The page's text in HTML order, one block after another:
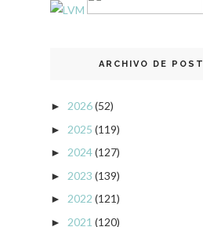
ARCHIVO DE POST
► 2026(52)
► 2025 (119)
► 2024(127)
► 2023 (139)
► 2022 (121)
► 2021 (120)